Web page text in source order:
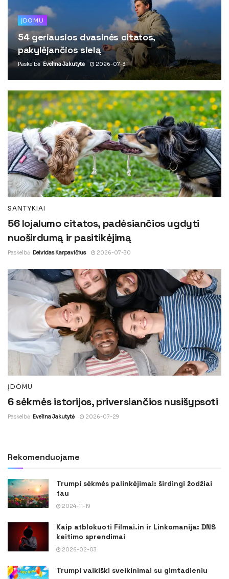
ĮDOMU
54 geriausios dvasinės citatos,
pakylėjančios sielą
Paskelbė Evelina Jakutytė 2026-07-31
SANTYKIAI
56 lojalumo citatos, padėsiančios ugdyti
nuoširdumą ir pasitikėjimą
Paskelbė Deividas Karpavičius 2026-07-30
ĮDOMU
6 sėkmės istorijos, priversiančios nusišypsoti
Paskelbė Evelina Jakutytė 2026-07-29
Rekomenduojame
Trumpi sėkmės palinkėjimai: širdingi žodžiai
tau
2024-11-19
Kaip atblokuoti Filmai.in ir Linkomanija: DNS
keitimo sprendimai
2026-02-03
Trumpi vaikiški sveikinimai su gimtadieniu